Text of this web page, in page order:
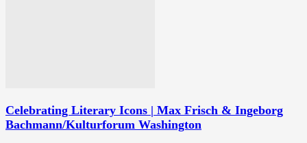
Celebrating Literary Icons | Max Frisch & Ingeborg
Bachmann/Kulturforum Washington